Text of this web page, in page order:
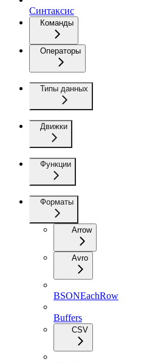
Синтаксис
Команды
Операторы
Типы данных
Движки
Функции
Форматы
Arrow
Avro
BSONEachRow
Buffers
CSV